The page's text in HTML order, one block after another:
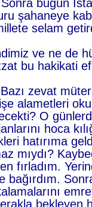
bugün
şahaneye
selam
ve ne de
bu hakikati
zevat
alametleri
O
hoca
hatırıma
mıydı?
fırladım.
bağırdım.
bekleyen